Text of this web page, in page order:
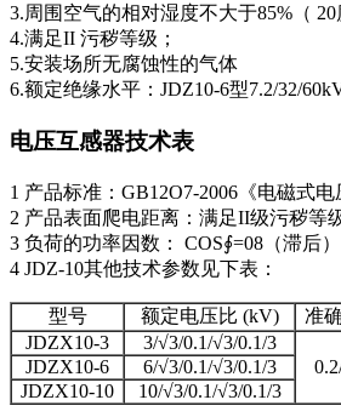
3.周围空气的相对湿度不大于85%（ 20
4.满足II 污秽等级；
5.安装场所无腐蚀性的气体
6.额定绝缘水平：JDZ10-6型7.2/32/
电压互感器技术表
1 产品标准：GB12O7-2006《电磁式电
2 产品表面爬电距离：满足II级污秽等
3 负荷的功率因数： COS∮=08（滞后）
4 JDZ-10其他技术参数见下表：
型号 额定电压比 (kV) 准
JDZX10-3
3/√3/0.1/√3/0.1/3
JDZX10-6
6/√3/0.1/√3/0.1/3
JDZX10-10
10/√3/0.1/√3/0.1/3